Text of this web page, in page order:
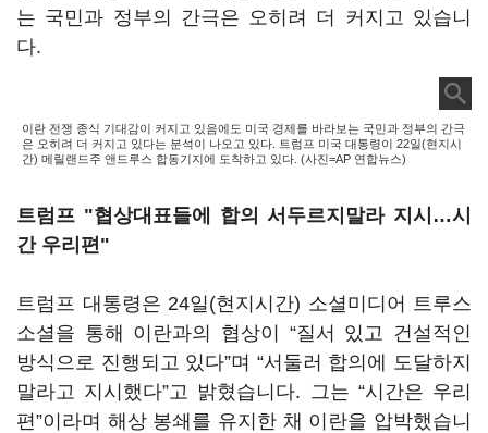
는 국민과 정부의 간극은 오히려 더 커지고 있습니
다.
이란 전쟁 종식 기대감이 커지고 있음에도 미국 경제를 바라보는 국민과 정부의 간극
은 오히려 더 커지고 있다는 분석이 나오고 있다. 트럼프 미국 대통령이 22일(현지시
간) 메릴랜드주 앤드루스 합동기지에 도착하고 있다. (사진=AP 연합뉴스)
트럼프 "협상대표들에 합의 서두르지말라 지시…시
간 우리편"
트럼프 대통령은 24일(현지시간) 소셜미디어 트루스
소셜을 통해 이란과의 협상이 “질서 있고 건설적인
방식으로 진행되고 있다”며 “서둘러 합의에 도달하지
말라고 지시했다”고 밝혔습니다. 그는 “시간은 우리
편”이라며 해상 봉쇄를 유지한 채 이란을 압박했습니